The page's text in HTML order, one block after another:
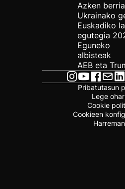
Azken
Ukrainako
Euskadiko
egutegia
Eguneko
albisteak
AEB eta
Pribatutasun
Lege
Cookie
Cookieen